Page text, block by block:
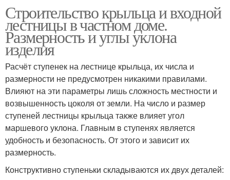
Строительство крыльца и входной
лестницы в частном доме.
Размерность и углы уклона
изделия
Расчёт ступенек на лестнице крыльца, их числа и
размерности не предусмотрен никакими правилами.
Влияют на эти параметры лишь сложность местности и
возвышенность цоколя от земли. На число и размер
ступеней лестницы крыльца также влияет угол
маршевого уклона. Главным в ступенях является
удобность и безопасность. От этого и зависит их
размерность.
Конструктивно ступеньки складываются их двух деталей: